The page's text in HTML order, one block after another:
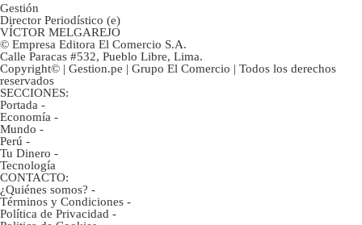
Gestión
Director Periodístico (e)
VÍCTOR MELGAREJO
© Empresa Editora El Comercio S.A.
Calle Paracas #532, Pueblo Libre, Lima.
Copyright© | Gestion.pe | Grupo El Comercio | Todos los derechos
reservados
SECCIONES:
Portada -
Economía -
Mundo -
Perú -
Tu Dinero -
Tecnología
CONTACTO:
¿Quiénes somos? -
Términos y Condiciones -
Política de Privacidad -